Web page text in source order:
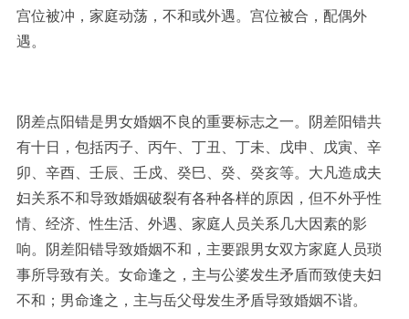
宫位被冲，家庭动荡，不和或外遇。宫位被合，配偶外
遇。
阴差点阳错是男女婚姻不良的重要标志之一。阴差阳错共
有十日，包括丙子、丙午、丁丑、丁未、戊申、戊寅、辛
卯、辛酉、壬辰、壬戍、癸巳、癸、癸亥等。大凡造成夫
妇关系不和导致婚姻破裂有各种各样的原因，但不外乎性
情、经济、性生活、外遇、家庭人员关系几大因素的影
响。阴差阳错导致婚姻不和，主要跟男女双方家庭人员琐
事所导致有关。女命逢之，主与公婆发生矛盾而致使夫妇
不和；男命逢之，主与岳父母发生矛盾导致婚姻不谐。